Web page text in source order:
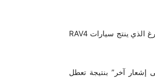
ونقلت وكالة “نوفوستي” عن المكتب الصحفي للشركة، أن مصنع “تويوتا” في بطرسبورغ الذي ينتج سيارات RAV4
إشعار آخر” بنتيجة تعطل